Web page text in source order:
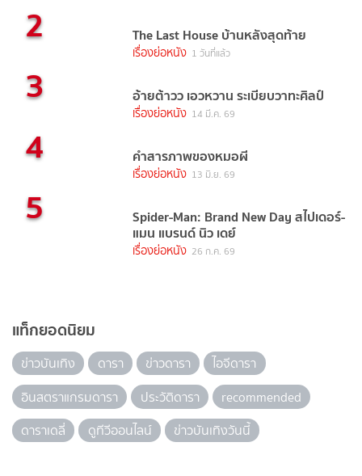
2 The Last House บ้านหลังสุดท้าย
เรื่องย่อหนัง 1 วันที่แล้ว
3 อ้ายต้าวว เอวหวาน ระเบียบวาทะศิลป์
เรื่องย่อหนัง 14 มี.ค. 69
4 คำสารภาพของหมอผี
เรื่องย่อหนัง 13 มิ.ย. 69
5 Spider-Man: Brand New Day สไปเดอร์-
แมน แบรนด์ นิว เดย์
เรื่องย่อหนัง 26 ก.ค. 69
แท็กยอดนิยม
ข่าวบันเทิง ดารา ข่าวดารา
ไอจีดารา
อินสตราแกรมดารา
ประวัติดารา
recommended
ดาราเดลี่
ดูทีวีออนไลน์ ข่าวบันเทิงวันนี้